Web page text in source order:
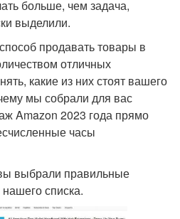
больше, чем задача,
выделили.
продавать товары в
отличных
какие из них стоят вашего
мы собрали для вас
Amazon 2023 года прямо
часы
выбрали правильные
списка.